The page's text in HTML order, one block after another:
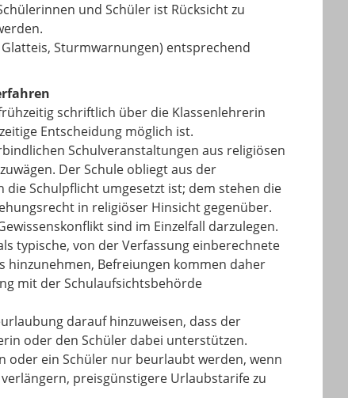
und Schüler ist Rücksicht zu
Sturmwarnungen) entsprechend
schriftlich über die Klassenlehrerin
Entscheidung möglich ist.
Schulveranstaltungen aus religiösen
Der Schule obliegt aus der
Schulpflicht umgesetzt ist; dem stehen die
in religiöser Hinsicht gegenüber.
sind im Einzelfall darzulegen.
typische, von der Verfassung einberechnete
hinzunehmen, Befreiungen kommen daher
mit der Schulaufsichtsbehörde
darauf hinzuweisen, dass der
oder den Schüler dabei unterstützen.
oder ein Schüler nur beurlaubt werden, wenn
preisgünstigere Urlaubstarife zu